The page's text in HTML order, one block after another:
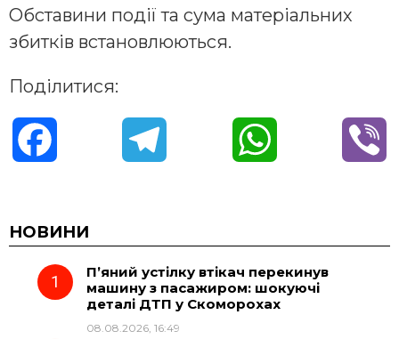
Обставини події та сума матеріальних
збитків встановлюються.
Поділитися:
c
e e
g
t
НОВИНИ
П’яний устілку втікач перекинув
машину з пасажиром: шокуючі
деталі ДТП у Скоморохах
08.08.2026, 16:49